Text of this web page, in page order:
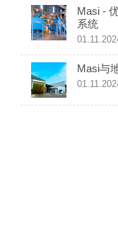
Masi -
系统
Masi与